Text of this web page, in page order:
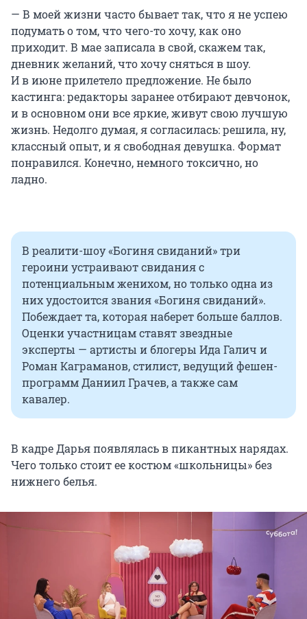
— В моей жизни часто бывает так, что я не успею
подумать о том, что чего-то хочу, как оно
приходит. В мае записала в свой, скажем так,
дневник желаний, что хочу сняться в шоу.
И в июне прилетело предложение. Не было
кастинга: редакторы заранее отбирают девчонок,
и в основном они все яркие, живут свою лучшую
жизнь. Недолго думая, я согласилась: решила, ну,
классный опыт, и я свободная девушка. Формат
понравился. Конечно, немного токсично, но
ладно.
В реалити-шоу «Богиня свиданий» три
героини устраивают свидания с
потенциальным женихом, но только одна из
них удостоится звания «Богиня свиданий».
Побеждает та, которая наберет больше баллов.
Оценки участницам ставят звездные
эксперты — артисты и блогеры Ида Галич и
Роман Каграманов, стилист, ведущий фешен-
программ Даниил Грачев, а также сам
кавалер.
В кадре Дарья появлялась в пикантных нарядах.
Чего только стоит ее костюм «школьницы» без
нижнего белья.